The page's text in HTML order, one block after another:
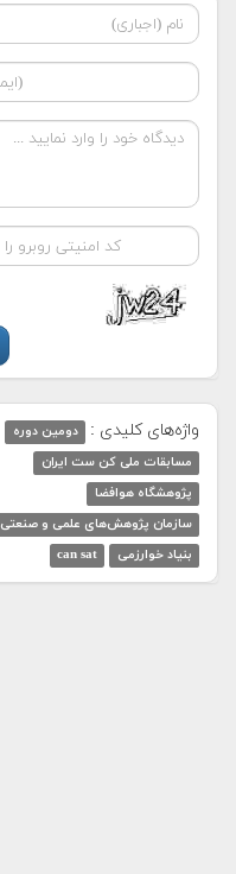
واژه‌های کلیدی :
دومین دوره
مسابقات ملی کن ست ایران
پژوهشگاه هوافضا
سازمان پژوهش‌های علمی و صنعتی
بنیاد خوارزمی
can sat